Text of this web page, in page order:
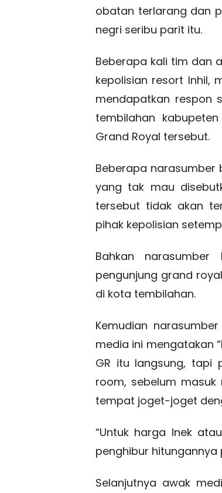
obatan terlarang dan
negri seribu parit itu.
Beberapa kali tim dan
kepolisian resort Inhil,
mendapatkan respon
tembilahan
Grand Royal tersebut.
Beberapa narasumber
yang tak mau
tersebut tidak akan
pihak kepolisian
Bahkan
pengunjung grand
di kota tembilahan.
Kemudian
media ini mengatakan
GR itu langsung, tapi
room, sebelum
tempat joget-joget
“Untuk harga Inek
penghibur hitungannya
Selanjutnya awak